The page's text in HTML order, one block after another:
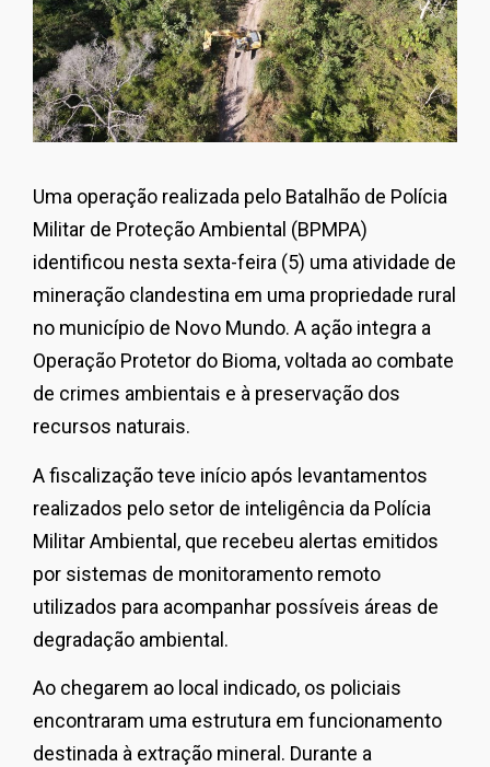
Uma operação realizada pelo Batalhão de Polícia
Militar de Proteção Ambiental (BPMPA)
identificou nesta sexta-feira (5) uma atividade de
mineração clandestina em uma propriedade rural
no município de Novo Mundo. A ação integra a
Operação Protetor do Bioma, voltada ao combate
de crimes ambientais e à preservação dos
recursos naturais.
A fiscalização teve início após levantamentos
realizados pelo setor de inteligência da Polícia
Militar Ambiental, que recebeu alertas emitidos
por sistemas de monitoramento remoto
utilizados para acompanhar possíveis áreas de
degradação ambiental.
Ao chegarem ao local indicado, os policiais
encontraram uma estrutura em funcionamento
destinada à extração mineral. Durante a